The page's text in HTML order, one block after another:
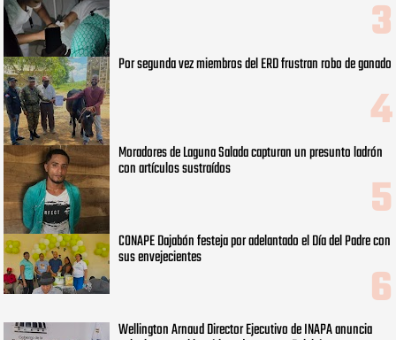
Por segunda vez miembros del ERD frustran robo de ganado
Moradores de Laguna Salada capturan un presunto ladrón
con artículos sustraídos
CONAPE Dajabón festeja por adelantado el Día del Padre con
sus envejecientes
Wellington Arnaud Director Ejecutivo de INAPA anuncia